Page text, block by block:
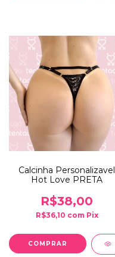
Calcinha Personalizavel
Hot Love PRETA
R$38,00
R$36,10 com Pix